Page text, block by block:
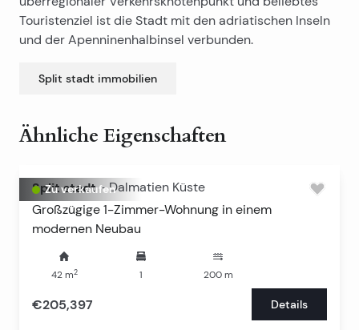
Touristenziel ist die Stadt mit den adriatischen Inseln
und der Apenninenhalbinsel verbunden.
Split stadt immobilien
Ähnliche Eigenschaften
Zu verkaufen
Split stadt - Dalmatien Küste
Großzügige 1-Zimmer-Wohnung in einem
modernen Neubau
42m2 1 200m
€205,397 Details